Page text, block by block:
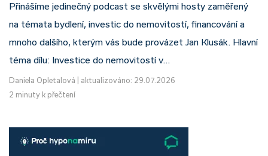
Přinášíme jedinečný podcast se skvělými hosty zaměřený
na témata bydlení, investic do nemovitostí, financování a
mnoho dalšího, kterým vás bude provázet Jan Klusák. Hlavní
téma dílu: Investice do nemovitostí v…
Daniela Opletalová
aktualizováno: 29.07.2026
2 minuty k přečtení